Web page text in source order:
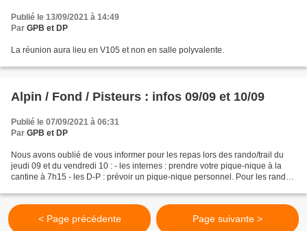
Publié le 13/09/2021 à 14:49
Par GPB et DP
La réunion aura lieu en V105 et non en salle polyvalente.
Alpin / Fond / Pisteurs : infos 09/09 et 10/09
Publié le 07/09/2021 à 06:31
Par GPB et DP
Nous avons oublié de vous informer pour les repas lors des rando/trail du
jeudi 09 et du vendredi 10 : - les internes : prendre votre pique-nique à la
cantine à 7h15 - les D-P : prévoir un pique-nique personnel. Pour les randos
< Page précédente Page suivante >